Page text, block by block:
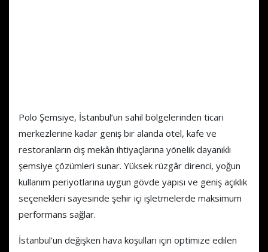
Polo Şemsiye, İstanbul’un sahil bölgelerinden ticari
merkezlerine kadar geniş bir alanda otel, kafe ve
restoranların dış mekân ihtiyaçlarına yönelik dayanıklı
şemsiye çözümleri sunar. Yüksek rüzgâr direnci, yoğun
kullanım periyotlarına uygun gövde yapısı ve geniş açıklık
seçenekleri sayesinde şehir içi işletmelerde maksimum
performans sağlar.
İstanbul’un değişken hava koşulları için optimize edilen